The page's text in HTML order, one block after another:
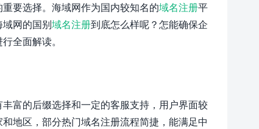
要选择。海域网作为国内较知名的域名注册平
网的国别域名注册到底怎么样呢？怎能确保企
全面解读。
富的后缀选择和一定的客服支持，用户界面较
地区，部分热门域名注册流程简捷，能满足中